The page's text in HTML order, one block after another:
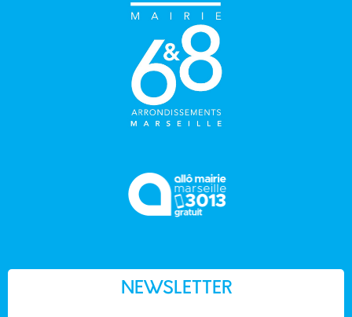
NEWSLETTER